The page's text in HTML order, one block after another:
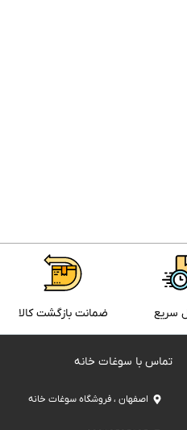
سریع ضمانت بازگشت کالا
تماس با سوغات خانه
اصفهان ، فروشگاه سوغات خانه